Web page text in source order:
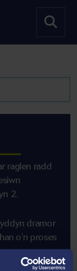
raglen radd
2.
dramor
o'n proses